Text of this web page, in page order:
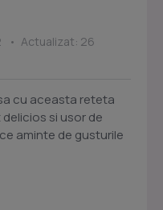
• Actualizat: 26
cu aceasta reteta
si usor de
aminte de gusturile